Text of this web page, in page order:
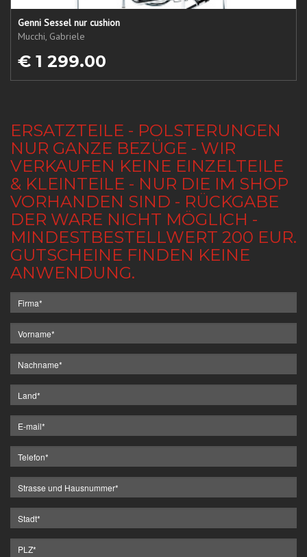
Genni Sessel nur cushion
Mucchi, Gabriele
€ 1 299.00
ERSATZTEILE - POLSTERUNGEN
NUR GANZE BEZÜGE - WIR
VERKAUFEN KEINE EINZELTEILE
& KLEINTEILE - NUR DIE IM SHOP
VORHANDEN SIND - RÜCKGABE
DER WARE NICHT MÖGLICH -
MINDESTBESTELLWERT 200 EUR.
GUTSCHEINE FINDEN KEINE
ANWENDUNG.